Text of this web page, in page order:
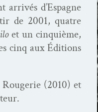
arrivés d’Es­pagne
de 2001, qua­tre
et un cinquième,
cinq aux Édi­tions
(2010) et